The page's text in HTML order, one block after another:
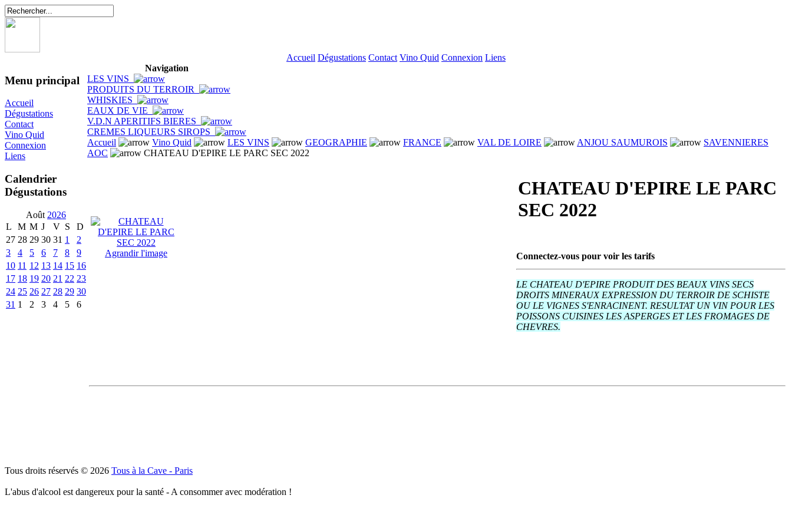
Accueil Dégustations Contact Vino Quid Connexion Liens
Menu principal
Accueil
Dégustations
Contact
Vino Quid
Connexion
Liens
Calendrier
Dégustations
Août 2026
L
M M J V S
D
27 28 29 30 31 1
2
3
4 5 6 7 8
9
10 11 12 13 14 15 16
17 18 19 20 21 22 23
24 25 26 27 28 29 30
31 1 2 3 4 5 6
Navigation
LES VINS
PRODUITS DU TERROIR
WHISKIES
EAUX DE VIE
V.D.N APERITIFS BIERES
CREMES LIQUEURS SIROPS
Accueil
Vino Quid LES VINS GEOGRAPHIE FRANCE VAL DE LOIRE ANJOU SAUMUROIS
SAVENNIERES
AOC
CHATEAU D'EPIRE LE PARC SEC 2022
Agrandir l'image
CHATEAU D'EPIRE LE PARC
SEC 2022
Connectez-vous pour voir les tarifs
LE CHATEAU D'EPIRE PRODUIT DES BEAUX VINS SECS
DROITS MINERAUX EXPRESSION DU TERROIR DE SCHISTE
OU LE VIGNES S'ENRACINENT. RESULTAT UN VIN POUR LES
POISSONS CUISINES LES ASPERGES ET LES FROMAGES DE
CHEVRES.
Tous droits réservés © 2026 Tous à la Cave - Paris
L'abus d'alcool est dangereux pour la santé - A consommer avec modération !